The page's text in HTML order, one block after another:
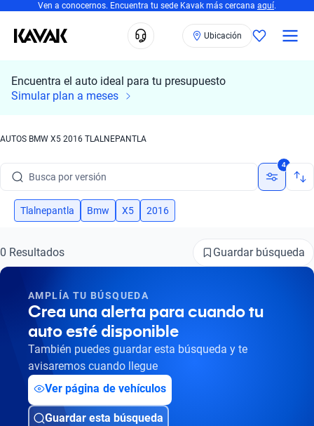
Ven a conocernos. Encuentra tu sede Kavak más cercana aquí.
Ubicación
Encuentra el auto ideal para tu presupuesto
Simular plan a meses
AUTOS BMW X5 2016 TLALNEPANTLA
Busca por marca
Busca por año
Busca por marca
Busca por versión
Busca por año
4
Tlalnepantla Bmw X5 2016
0 Resultados Guardar búsqueda
AMPLÍA TU BÚSQUEDA
Crea una alerta para cuando tu
auto esté disponible
También puedes guardar esta búsqueda y te
avisaremos cuando llegue
Ver página de vehículos
Guardar esta búsqueda